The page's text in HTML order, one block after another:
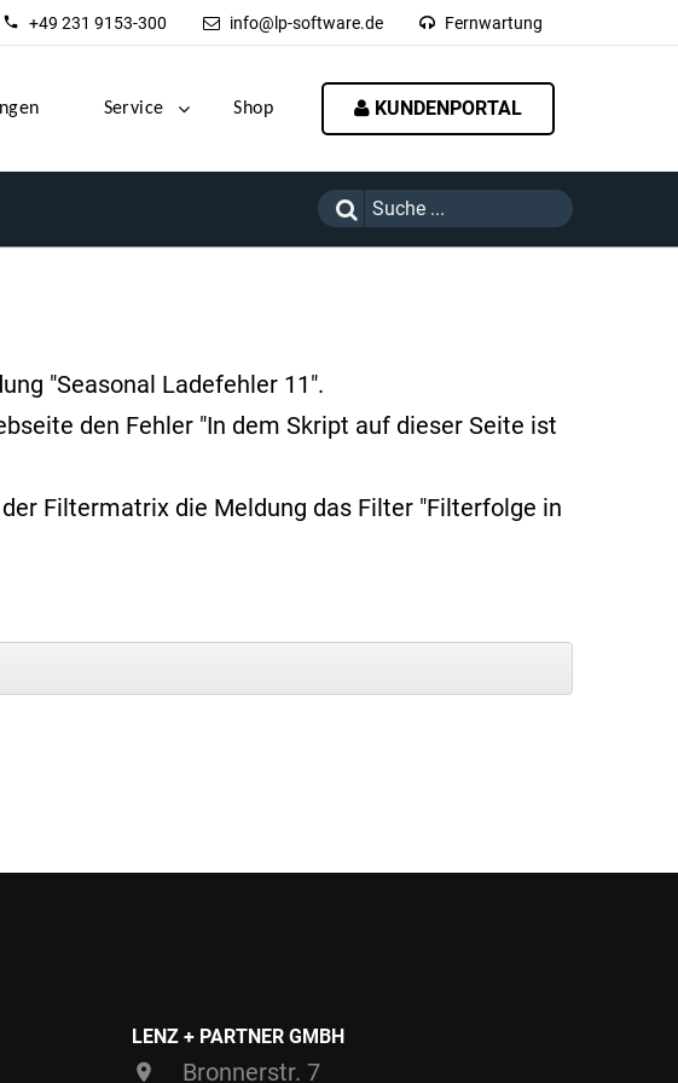
+49 231 9153-300 info@lp-software.de Fernwartung
Service Shop KUNDENPORTAL
"Seasonal Ladefehler 11".
den Fehler "In dem Skript auf dieser Seite ist
Filtermatrix die Meldung das Filter "Filterfolge in
LENZ + PARTNER GMBH
Bronnerstr. 7